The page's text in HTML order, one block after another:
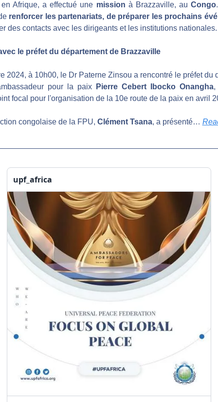
Afrique, a effectué une mission à Brazzaville, au Congo
renforcer les partenariats, de préparer les prochains
des contacts avec les dirigeants et les institutions nationales.
le préfet du département de Brazzaville
2024, à 10h00, le Dr Paterne Zinsou a rencontré le préfet du
pour la paix
Pierre Cebert Ibocko Onangha,
focal pour l'organisation de la 10e route de la paix en avril
congolaise de la FPU, Clément Tsana, a présenté…
upf_africa